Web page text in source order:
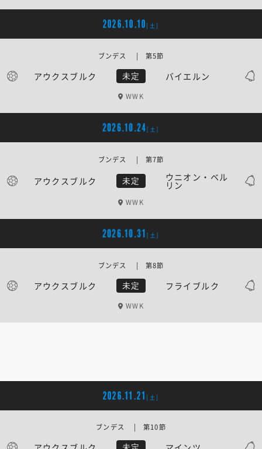
2026.10.10 [土]
アウクスブルク 未定 バイエルン
ブンデス | 第5節
WWK
2026.10.24[土]
アウクスブルク 未定 ウニオン・ベル
リン
ブンデス | 第7節
WWK
2026.10.31 [土]
アウクスブルク 未定 フライブルク
ブンデス | 第8節
WWK
2026.11.21 [土]
ブンデス | 第10節